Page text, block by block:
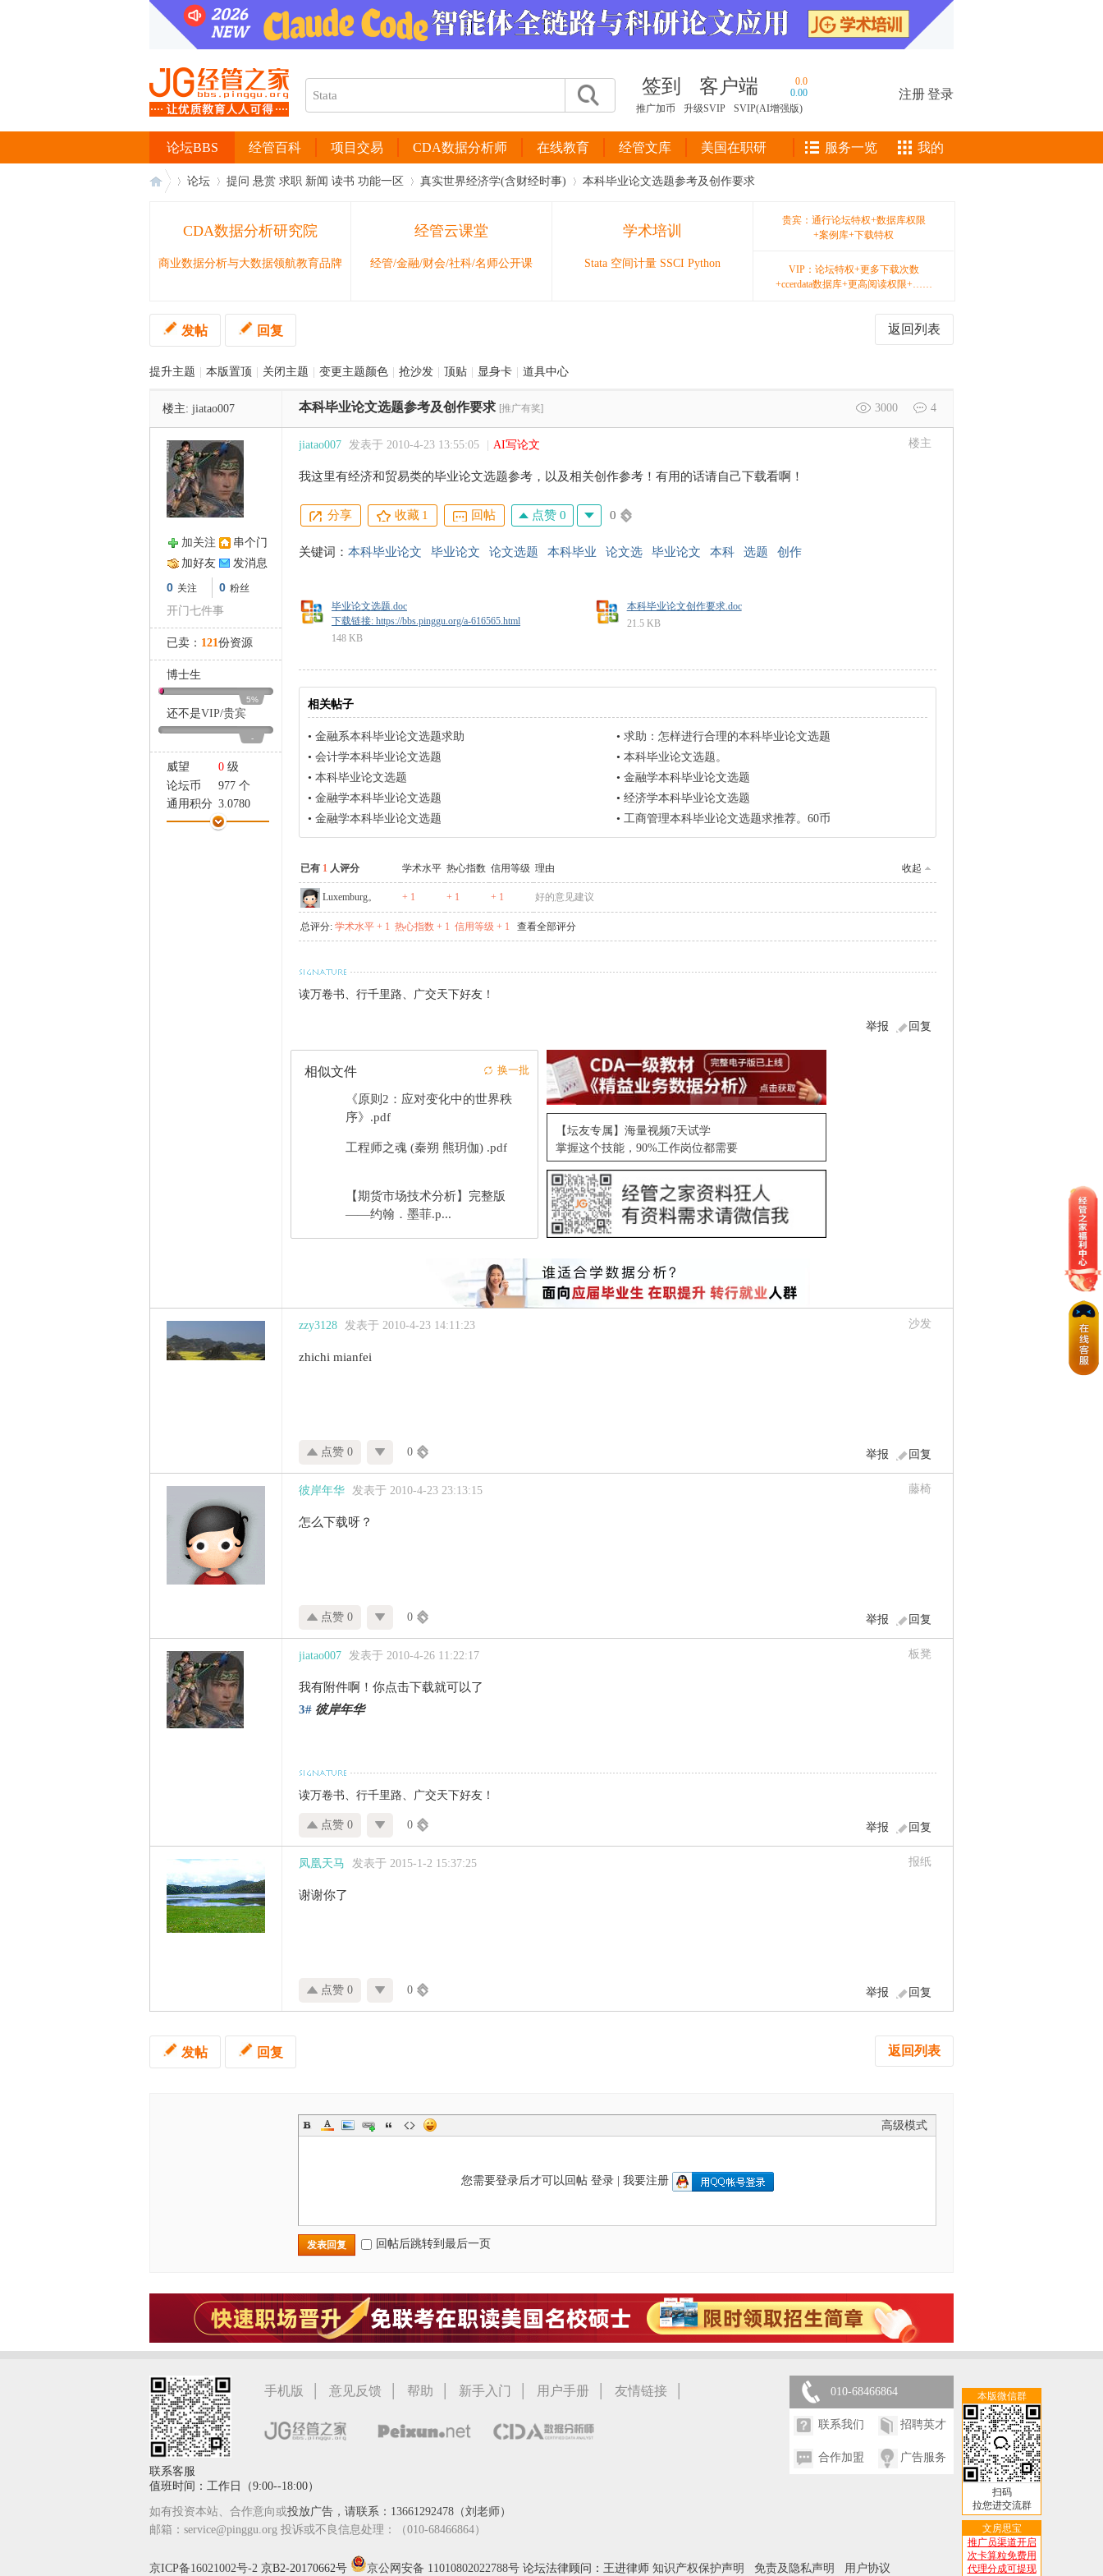
签到 客户端
0.0
0.00
推广加币
升级SVIP SVIP(AI增强版)
注册登录
经管百科 项目交易 CDA数据分析师 在线教育 经管文库 美国在职研
论坛BBS 服务一览 我的
论坛 提问 悬赏 求职 新闻 读书 功能一区 真实世界经济学(含财经时事) 本科毕业论文选题参考及创作要求
CDA数据分析研究院
商业数据分析与大数据领航教育品牌
经管云课堂
经管/金融/财会/社科/名师公开课
学术培训
Stata 空间计量 SSCI Python
贵宾：通行论坛特权+数据库权限
+案例库+下载特权
VIP：论坛特权+更多下载次数
+ccerdata数据库+更高阅读权限+……
返回列表
发帖 回复
提升主题 本版置顶 关闭主题 变更主题颜色 抢沙发 顶贴 显身卡 道具中心
楼主: jiatao007 3000 4
本科毕业论文选题参考及创作要求 [推广有奖]
加关注
串个门
加好友
发消息
0 关注 0 粉丝
开门七件事
已卖： 121份资源
博士生
5%
还不是VIP/贵宾
-
威望 0 级
论坛币
977 个
通用积分 3.0780
学术水平
6 点
楼主
jiatao007 发表于 2010-4-23 13:55:05 AI写论文
我这里有经济和贸易类的毕业论文选题参考，以及相关创作参考！有用的话请自己下载看啊！
分享 收藏 1 回帖 点赞 0 0
关键词： 本科毕业论文 毕业论文 论文选题 本科毕业 论文选 毕业论文 本科 选题 创作
毕业论文选题.doc
下载链接: https://bbs.pinggu.org/a-616565.html
148 KB
本科毕业论文创作要求.doc
21.5 KB
相关帖子
• 金融系本科毕业论文选题求助 • 求助：怎样进行合理的本科毕业论文选题
• 会计学本科毕业论文选题 • 本科毕业论文选题。
• 本科毕业论文选题 • 金融学本科毕业论文选题
• 金融学本科毕业论文选题 • 经济学本科毕业论文选题
• 金融学本科毕业论文选题 • 工商管理本科毕业论文选题求推荐。60币
已有 1 人评分 学术水平 热心指数 信用等级 收起
理由
Luxemburg。 + 1 + 1 + 1 好的意见建议
总评分: 学术水平 + 1 热心指数 + 1 信用等级 + 1 查看全部评分
读万卷书、行千里路、广交天下好友！
回复
举报
相似文件 换一批
《原则2：应对变化中的世界秩
序》.pdf
工程师之魂 (秦朔 熊玥伽) .pdf
【期货市场技术分析】完整版
——约翰．墨菲.p...
【坛友专属】海量视频7天试学
掌握这个技能，90%工作岗位都需要
沙发
zzy3128 发表于 2010-4-23 14:11:23
zhichi mianfei
回复
举报
点赞 0 0
藤椅
彼岸年华 发表于 2010-4-23 23:13:15
怎么下载呀？
回复
举报
点赞 0 0
板凳
jiatao007 发表于 2010-4-26 11:22:17
我有附件啊！你点击下载就可以了
3# 彼岸年华
读万卷书、行千里路、广交天下好友！
回复
举报
点赞 0 0
报纸
凤凰天马 发表于 2015-1-2 15:37:25
谢谢你了
回复
举报
点赞 0 0
返回列表
发帖 回复
高级模式
您需要登录后才可以回帖 登录| 我要注册
发表回复 回帖后跳转到最后一页
本版微信群
扫码
拉您进交流群
文房思宝
推广员渠道开启
次卡算粒免费用
代理分成可提现
手机版 | 意见反馈 | 帮助 | 新手入门 | 用户手册 | 友情链接 |
联系客服
值班时间：工作日（9:00--18:00）
如有投资本站、合作意向或投放广告，请联系：13661292478（刘老师）
邮箱：service@pinggu.org 投诉或不良信息处理：（010-68466864）
010-68466864
联系我们 招聘英才
合作加盟 广告服务
京ICP备16021002号-2 京B2-20170662号 京公网安备 11010802022788号 论坛法律顾问：王进律师 知识产权保护声明 免责及隐私声明 用户协议